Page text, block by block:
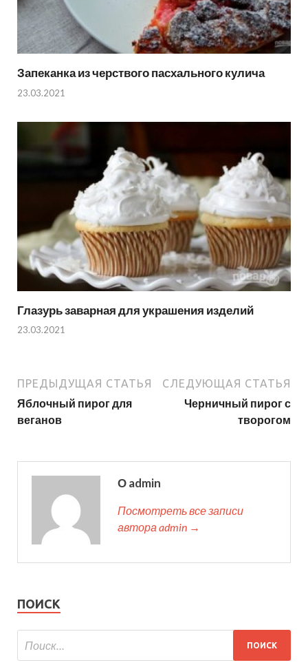
Запеканка из черствого пасхального кулича
23.03.2021
Глазурь заварная для украшения изделий
23.03.2021
ПРЕДЫДУЩАЯ СТАТЬЯ
Яблочный пирог для
веганов
СЛЕДУЮЩАЯ СТАТЬЯ
Черничный пирог с
творогом
О admin
Посмотреть все записи
автора admin →
ПОИСК